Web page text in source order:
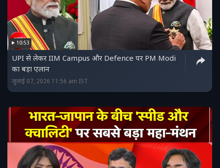
10:53
UPI से लेकर IIM Campus और Defence पर PM Modi
का बड़ा एलान
जुलाई 07, 2026 11:56 am IST